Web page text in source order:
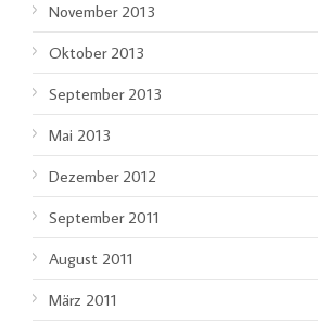
November 2013
Oktober 2013
September 2013
Mai 2013
Dezember 2012
September 2011
August 2011
März 2011